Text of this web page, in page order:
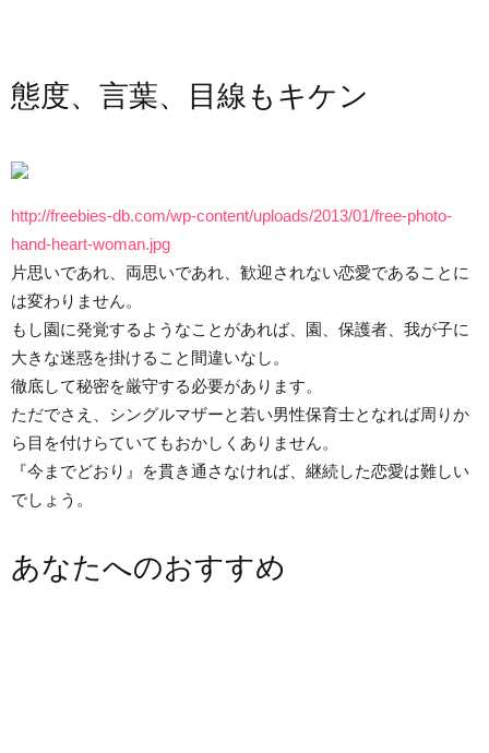
態度、言葉、目線もキケン
http://freebies-db.com/wp-content/uploads/2013/01/free-photo-
hand-heart-woman.jpg
片思いであれ、両思いであれ、歓迎されない恋愛であることに
は変わりません。
もし園に発覚するようなことがあれば、園、保護者、我が子に
大きな迷惑を掛けること間違いなし。
徹底して秘密を厳守する必要があります。
ただでさえ、シングルマザーと若い男性保育士となれば周りか
ら目を付けらていてもおかしくありません。
『今までどおり』を貫き通さなければ、継続した恋愛は難しい
でしょう。
あなたへのおすすめ